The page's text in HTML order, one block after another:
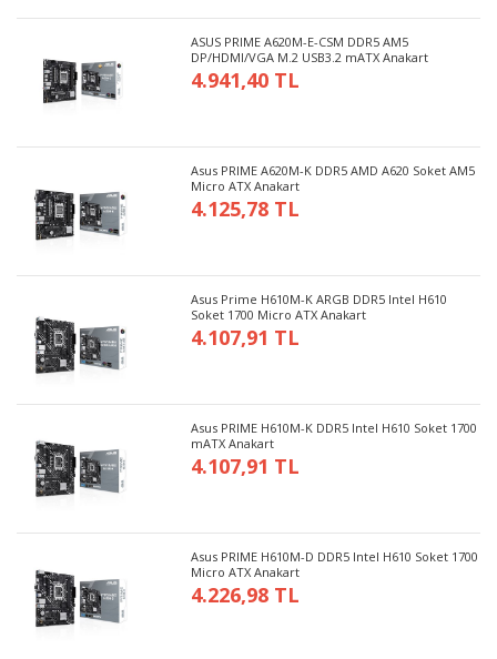
ASUS PRIME A620M-E-CSM DDR5 AM5
DP/HDMI/VGA M.2 USB3.2 mATX Anakart
4.941,40 TL
Asus PRIME A620M-K DDR5 AMD A620 Soket AM5
Micro ATX Anakart
4.125,78 TL
Asus Prime H610M-K ARGB DDR5 Intel H610
Soket 1700 Micro ATX Anakart
4.107,91 TL
Asus PRIME H610M-K DDR5 Intel H610 Soket 1700
mATX Anakart
4.107,91 TL
Asus PRIME H610M-D DDR5 Intel H610 Soket 1700
Micro ATX Anakart
4.226,98 TL